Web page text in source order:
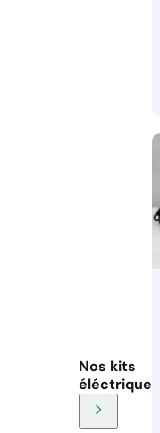
Nos kits
éléctriques